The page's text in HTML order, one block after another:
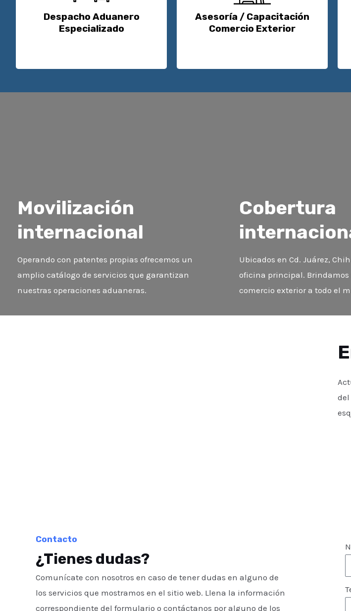
Despacho Aduanero
Especializado
Asesoría / Capacitación
Comercio Exterior
Movilización
internacional
Operando con patentes propias ofrecemos un
amplio catálogo de servicios que garantizan
nuestras operaciones aduaneras.
Cobertura
Ubicados en Cd. Juárez,
oficina principal. Brindamos
comercio exterior a todo el
Contacto
¿Tienes dudas?
Comunícate con nosotros en caso de tener dudas en alguno de
los servicios que mostramos en el sitio web. Llena la información
correspondiente del formulario o contáctanos por alguno de los